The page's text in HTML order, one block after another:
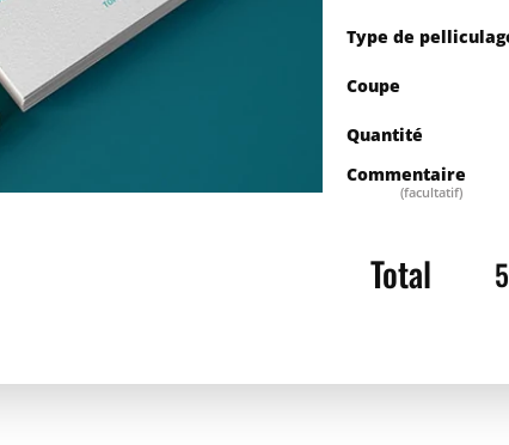
Type de
Coupe
Quantité
Quantité
Commentaire
(facultatif)
Total